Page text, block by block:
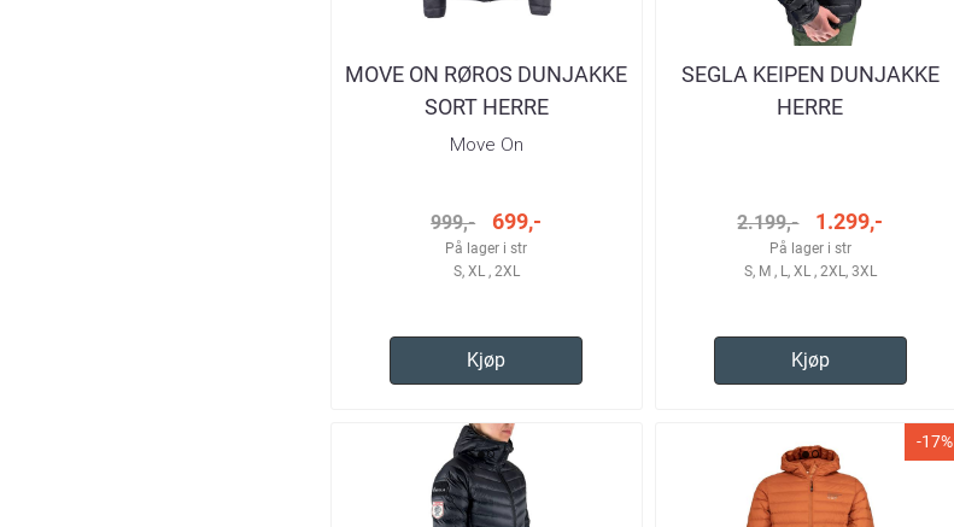
MOVE ON RØROS DUNJAKKE
SORT HERRE
Move On
999,- 699,-
På lager i str
S, XL , 2XL
Kjøp
SEGLA KEIPEN DUNJAKKE
HERRE
2.199,- 1.299,-
På lager i str
S, M , L, XL , 2XL, 3XL
Kjøp
-17%